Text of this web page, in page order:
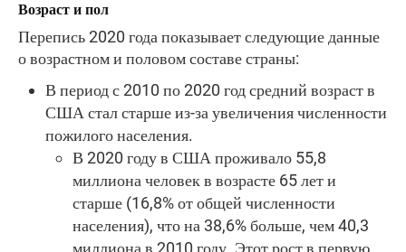
Возраст и пол
Перепись 2020 года показывает следующие данные
о возрастном и половом составе страны:
В период с 2010 по 2020 год средний возраст в
США стал старше из-за увеличения численности
пожилого населения.
В 2020 году в США проживало 55,8
миллиона человек в возрасте 65 лет и
старше (16,8% от общей численности
населения), что на 38,6% больше, чем 40,3
миллиона в 2010 году. Этот рост в первую